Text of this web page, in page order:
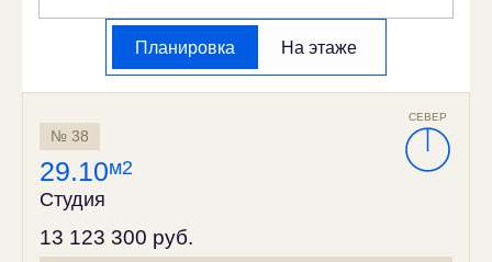
Планировка На этаже
СЕВЕР
№ 38
29.10м2
Студия
13 123 300 руб.